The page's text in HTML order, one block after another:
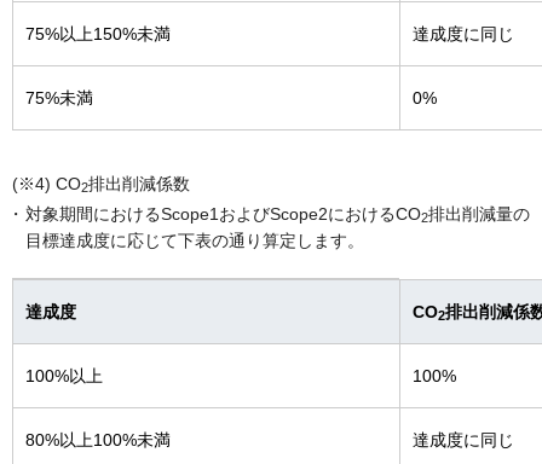
75%以上150%未満 達成度に同じ
75%未満 0%
(※4) CO2排出削減係数
対象期間におけるScope1およびScope2におけるCO2排出削減量の
目標達成度に応じて下表の通り算定します。
達成度 CO2排出削減係
100%以上 100%
80%以上100%未満 達成度に同じ